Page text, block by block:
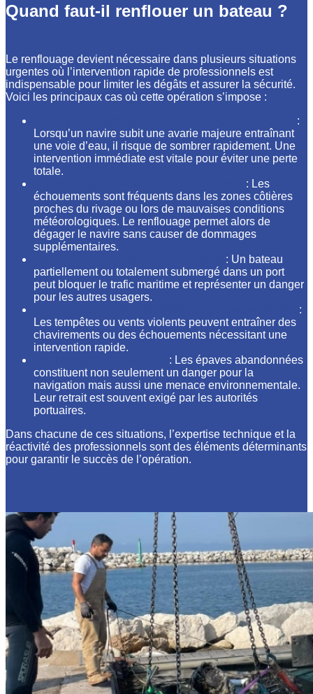
Quand faut-il renflouer un bateau ?
Le renflouage devient nécessaire dans plusieurs situations
urgentes où l’intervention rapide de professionnels est
indispensable pour limiter les dégâts et assurer la sécurité.
Voici les principaux cas où cette opération s’impose :
:
Lorsqu’un navire subit une avarie majeure entraînant
une voie d’eau, il risque de sombrer rapidement. Une
intervention immédiate est vitale pour éviter une perte
totale.
: Les
échouements sont fréquents dans les zones côtières
proches du rivage ou lors de mauvaises conditions
météorologiques. Le renflouage permet alors de
dégager le navire sans causer de dommages
supplémentaires.
: Un bateau
partiellement ou totalement submergé dans un port
peut bloquer le trafic maritime et représenter un danger
pour les autres usagers.
:
Les tempêtes ou vents violents peuvent entraîner des
chavirements ou des échouements nécessitant une
intervention rapide.
: Les épaves abandonnées
constituent non seulement un danger pour la
navigation mais aussi une menace environnementale.
Leur retrait est souvent exigé par les autorités
portuaires.
Dans chacune de ces situations, l’expertise technique et la
réactivité des professionnels sont des éléments déterminants
pour garantir le succès de l’opération.